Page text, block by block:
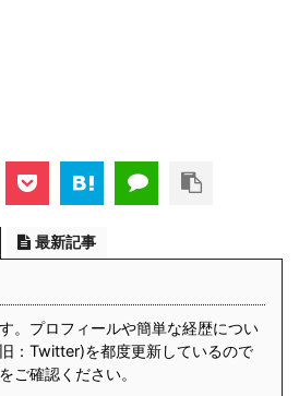
最新記事
。プロフィールや簡単な経歴につい
：Twitter)を都度更新しているので
ご確認ください。